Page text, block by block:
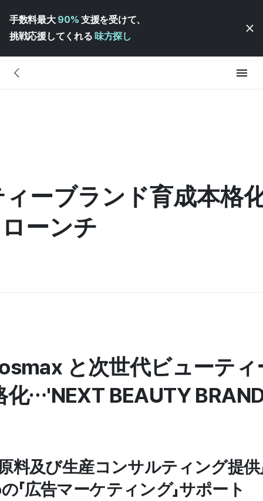
手数料最大 90% 支援を受けて、
挑戦応援してくれる 味方探し
ーブランド育成本格
ローンチ
と次世代ビューテ
化…'NEXT BEAUTY
料及び生産コンサルティング提供
「広告マーケティング」サポート